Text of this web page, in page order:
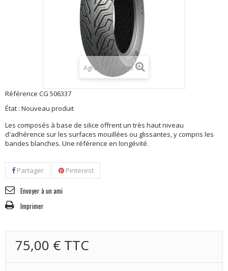
Agrandir l'image
Référence CG 506337
État : Nouveau produit
Les composés à base de silice offrent un très haut niveau
d'adhérence sur les surfaces mouillées ou glissantes, y compris les
bandes blanches. Une référence en longévité.
Partager Pinterest
Envoyer à un ami
Imprimer
75,00 € TTC